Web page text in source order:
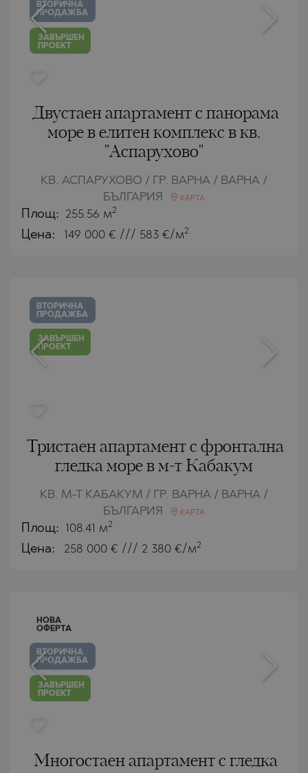
ВТОРИЧНА
ПРОДАЖБА
ЗАВЪРШЕН
ПРОЕКТ
Двустаен апартамент с панорама
море в елитен комплекс в кв.
"Аспарухово"
КВ. АСПАРУХОВО / ГР. ВАРНА / ВАРНА /
БЪЛГАРИЯ
КАРТА
Площ: 255.56 м2
Цена: 149 000 € /// 583 €/м2
ВТОРИЧНА
ПРОДАЖБА
ЗАВЪРШЕН
ПРОЕКТ
Тристаен апартамент с фронтална
гледка море в м-т Кабакум
КВ. М-Т КАБАКУМ / ГР. ВАРНА / ВАРНА /
БЪЛГАРИЯ
КАРТА
Площ: 108.41 м2
Цена: 258 000 € /// 2 380 €/м2
НОВА
ОФЕРТА
ВТОРИЧНА
ПРОДАЖБА
ЗАВЪРШЕН
ПРОЕКТ
Многостаен апартамент с гледка